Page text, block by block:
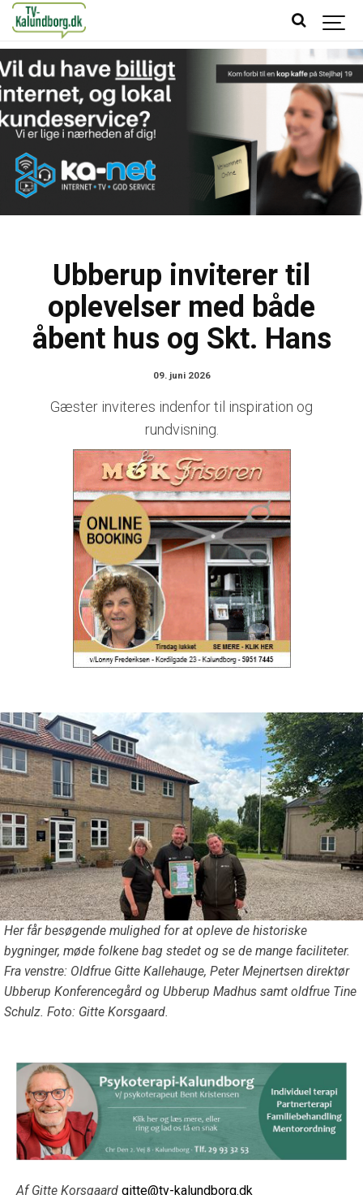
Ubberup inviterer til
oplevelser med både
åbent hus og Skt. Hans
09. juni 2026
Gæster inviteres indenfor til inspiration og
rundvisning.
Her får besøgende mulighed for at opleve de historiske
bygninger, møde folkene bag stedet og se de mange faciliteter.
Fra venstre: Oldfrue Gitte Kallehauge, Peter Mejnertsen direktør
Ubberup Konferencegård og Ubberup Madhus samt oldfrue Tine
Schulz. Foto: Gitte Korsgaard.
Af Gitte Korsgaard gitte@tv-kalundborg.dk